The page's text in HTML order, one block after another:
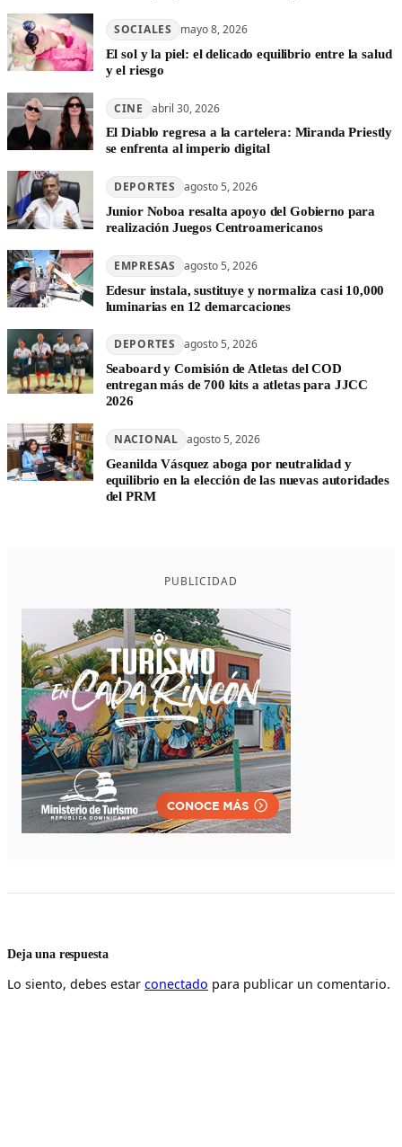
SOCIALES mayo 8, 2026
El sol y la piel: el delicado equilibrio entre la salud
y el riesgo
CINE abril 30, 2026
El Diablo regresa a la cartelera: Miranda Priestly
se enfrenta al imperio digital
DEPORTES agosto 5, 2026
Junior Noboa resalta apoyo del Gobierno para
realización Juegos Centroamericanos
EMPRESAS agosto 5, 2026
Edesur instala, sustituye y normaliza casi 10,000
luminarias en 12 demarcaciones
DEPORTES agosto 5, 2026
Seaboard y Comisión de Atletas del COD
entregan más de 700 kits a atletas para JJCC
2026
NACIONAL agosto 5, 2026
Geanilda Vásquez aboga por neutralidad y
equilibrio en la elección de las nuevas autoridades
del PRM
PUBLICIDAD
Deja una respuesta
Lo siento, debes estar conectado para publicar un comentario.